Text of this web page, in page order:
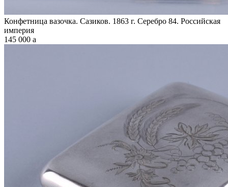
Конфетница вазочка. Сазиков. 1863 г. Серебро 84. Российская
империя
145 000 a